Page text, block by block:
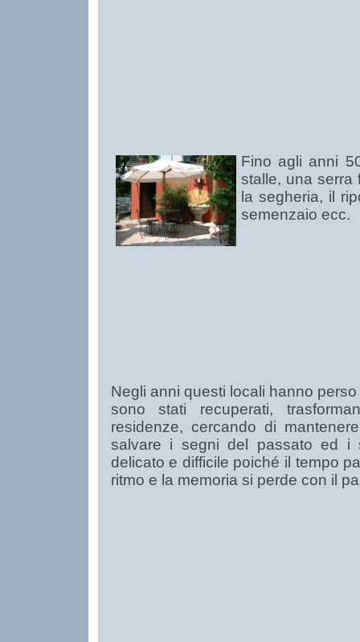
Fino agli anni
stalle, una serra
la segheria, il
semenzaio ecc.
Negli anni questi locali hanno
sono stati recuperati,
residenze, cercando di
salvare i segni del passato ed i
delicato e difficile poiché il tempo
ritmo e la memoria si perde con il